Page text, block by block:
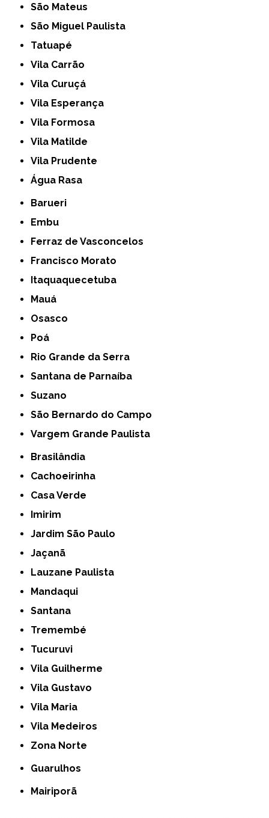
São Mateus
São Miguel Paulista
Tatuapé
Vila Carrão
Vila Curuçá
Vila Esperança
Vila Formosa
Vila Matilde
Vila Prudente
Água Rasa
Barueri
Embu
Ferraz de Vasconcelos
Francisco Morato
Itaquaquecetuba
Mauá
Osasco
Poá
Rio Grande da Serra
Santana de Parnaíba
Suzano
São Bernardo do Campo
Vargem Grande Paulista
Brasilândia
Cachoeirinha
Casa Verde
Imirim
Jardim São Paulo
Jaçanã
Lauzane Paulista
Mandaqui
Santana
Tremembé
Tucuruvi
Vila Guilherme
Vila Gustavo
Vila Maria
Vila Medeiros
Zona Norte
Guarulhos
Mairiporã